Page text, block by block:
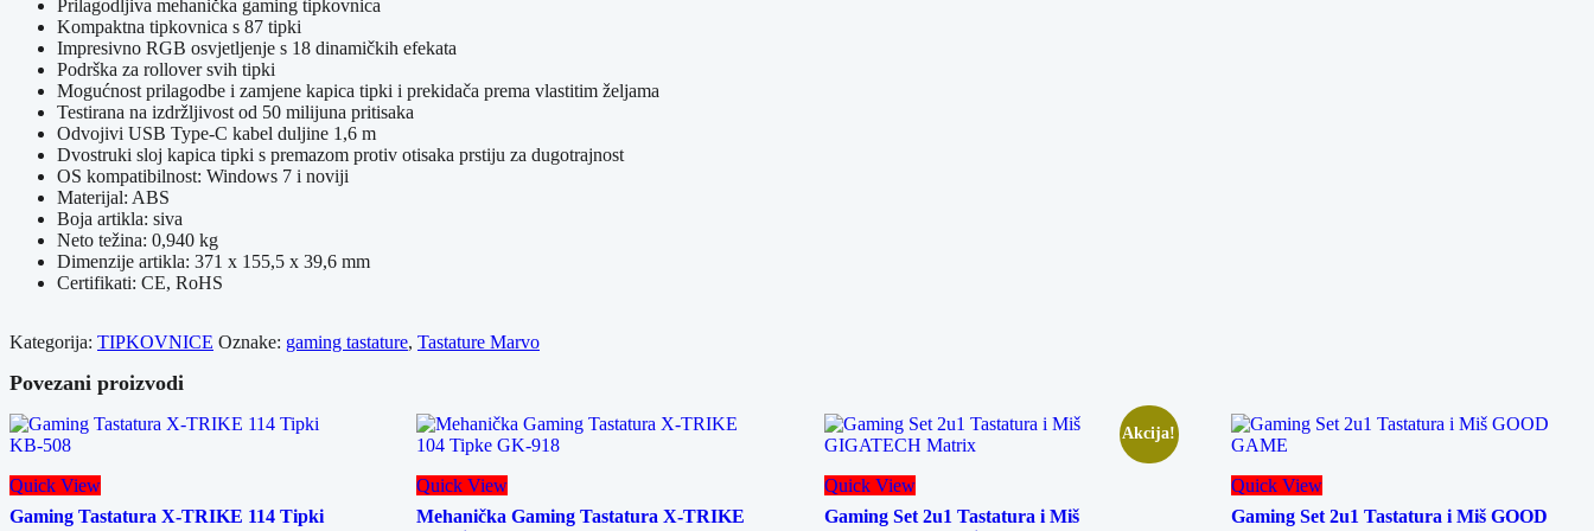
Prilagodljiva mehanička gaming tipkovnica
Kompaktna tipkovnica s 87 tipki
Impresivno RGB osvjetljenje s 18 dinamičkih efekata
Podrška za rollover svih tipki
Mogućnost prilagodbe i zamjene kapica tipki i prekidača prema vlastitim željama
Testirana na izdržljivost od 50 milijuna pritisaka
Odvojivi USB Type-C kabel duljine 1,6 m
Dvostruki sloj kapica tipki s premazom protiv otisaka prstiju za dugotrajnost
OS kompatibilnost: Windows 7 i noviji
Materijal: ABS
Boja artikla: siva
Neto težina: 0,940 kg
Dimenzije artikla: 371 x 155,5 x 39,6 mm
Certifikati: CE, RoHS
Kategorija: TIPKOVNICE Oznake: gaming tastature, Tastature Marvo
Povezani proizvodi
Quick View
Gaming Tastatura X-TRIKE 114 Tipki
Quick View
Mehanička Gaming Tastatura X-TRIKE
Akcija!
Quick View
Gaming Set 2u1 Tastatura i Miš
Quick View
Gaming Set 2u1 Tastatura i Miš GOOD